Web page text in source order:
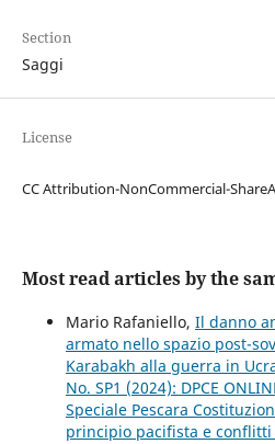
Section
Saggi
License
CC Attribution-NonCommercial-
Most read articles by the
Mario Rafaniello, Il danno
armato nello spazio post-
Karabakh alla guerra in
No. SP1 (2024): DPCE
Speciale Pescara
principio pacifista e